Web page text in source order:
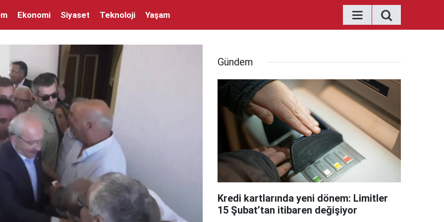
Ekonomi Siyaset Teknoloji Yaşam
Gündem
Kredi kartlarında yeni dönem: Limitler
15 Şubat’tan itibaren değişiyor